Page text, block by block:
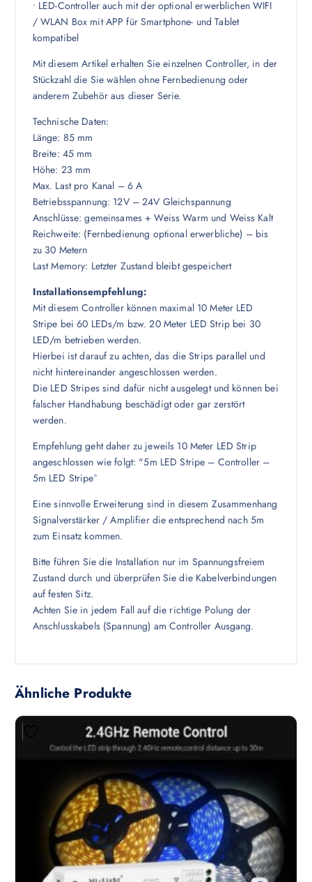
• LED-Controller auch mit der optional erwerblichen WIFI
/ WLAN Box mit APP für Smartphone- und Tablet
kompatibel
Mit diesem Artikel erhalten Sie einzelnen Controller, in der
Stückzahl die Sie wählen ohne Fernbedienung oder
anderem Zubehör aus dieser Serie.
Technische Daten:
Länge: 85 mm
Breite: 45 mm
Höhe: 23 mm
Max. Last pro Kanal – 6 A
Betriebsspannung: 12V – 24V Gleichspannung
Anschlüsse: gemeinsames + Weiss Warm und Weiss Kalt
Reichweite: (Fernbedienung optional erwerbliche) – bis
zu 30 Metern
Last Memory: Letzter Zustand bleibt gespeichert
Installationsempfehlung:
Mit diesem Controller können maximal 10 Meter LED
Stripe bei 60 LEDs/m bzw. 20 Meter LED Strip bei 30
LED/m betrieben werden.
Hierbei ist darauf zu achten, das die Strips parallel und
nicht hintereinander angeschlossen werden.
Die LED Stripes sind dafür nicht ausgelegt und können bei
falscher Handhabung beschädigt oder gar zerstört
werden.
Empfehlung geht daher zu jeweils 10 Meter LED Strip
angeschlossen wie folgt: "5m LED Stripe – Controller –
5m LED Stripe°
Eine sinnvolle Erweiterung sind in diesem Zusammenhang
Signalverstärker / Amplifier die entsprechend nach 5m
zum Einsatz kommen.
Bitte führen Sie die Installation nur im Spannungsfreiem
Zustand durch und überprüfen Sie die Kabelverbindungen
auf festen Sitz.
Achten Sie in jedem Fall auf die richtige Polung der
Anschlusskabels (Spannung) am Controller Ausgang.
Ähnliche Produkte